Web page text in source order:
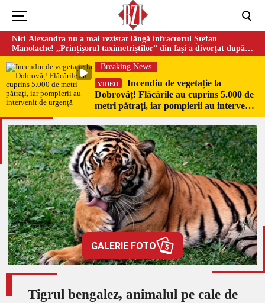
Nici Alexandra nu a mai rezistat lângă infractorul Ștefan
Manolache! „Prințișorul taximetriștilor” din Iași a divorţat după
doi ani de căsnicie
Breaking News
VIDEO
Incendiu de vegetație la
Dobrovăț! Flăcările au cuprins 5.000 de
metri pătrați, iar pompierii au intervenit
de urgență
GALERIE FOTO 5
Tigrul bengalez, animalul pe cale de